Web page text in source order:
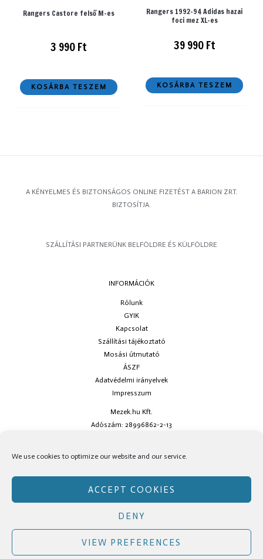
We use cookies to optimize our website and our service.
ACCEPT COOKIES
DENY
VIEW PREFERENCES
Rangers Castore felső M-es
3 990Ft
KOSÁRBA TESZEM
Rangers 1992-94 Adidas hazai
foci mez XL-es
39 990Ft
KOSÁRBA TESZEM
A KÉNYELMES ÉS BIZTONSÁGOS ONLINE FIZETÉST A BARION ZRT.
BIZTOSÍTJA.
SZÁLLÍTÁSI PARTNERÜNK BELFÖLDRE ÉS KÜLFÖLDRE
INFORMÁCIÓK
Rólunk
GYIK
Kapcsolat
Szállítási tájékoztató
Mosási útmutató
ÁSZF
Adatvédelmi irányelvek
Impresszum
Mezek.hu Kft.
Adószám: 28996862-2-13
social oldalainkon!
Copyright © Mezek.hu 2026 Mezek.hu
Facebook Instagram